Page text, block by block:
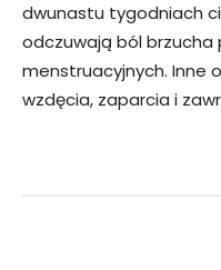
dwunastu tygodniach
odczuwają ból brzucha
menstruacyjnych. Inne
wzdęcia, zaparcia i